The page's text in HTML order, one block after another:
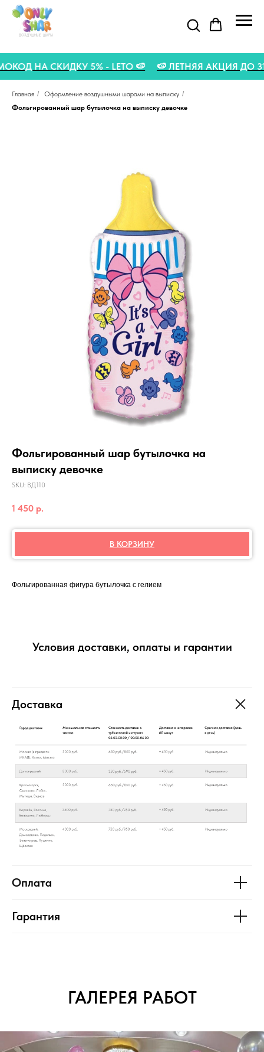
НА СКИДКУ 5% - LETO 🍉 🍉 ЛЕТНЯЯ АКЦИЯ
Главная / Оформление воздушными шарами на выписку /
Фольгированный шар бутылочка на выписку девочке
Фольгированный шар бутылочка на
выписку девочке
SKU: ВД110
1 450 р.
В КОРЗИНУ
Фольгированная фигура бутылочка с гелием
Условия доставки, оплаты и гарантии
Доставка
Оплата
Гарантия
ГАЛЕРЕЯ РАБОТ